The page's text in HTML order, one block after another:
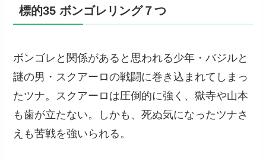
標的35 ボンゴレリング７つ
ボンゴレと関係があると思われる少年・バジルと
謎の男・スクアーロの戦闘に巻き込まれてしまっ
たツナ。スクアーロは圧倒的に強く、獄寺や山本
も歯が立たない。しかも、死ぬ気になったツナさ
えも苦戦を強いられる。